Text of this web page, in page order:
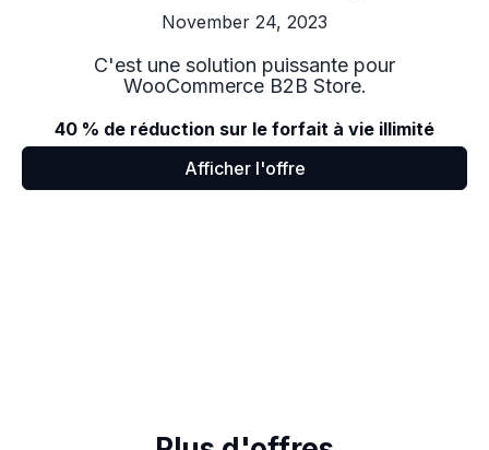
November 24, 2023
C'est une solution puissante pour
WooCommerce B2B Store.
40 % de réduction sur le forfait à vie illimité
Afficher l'offre